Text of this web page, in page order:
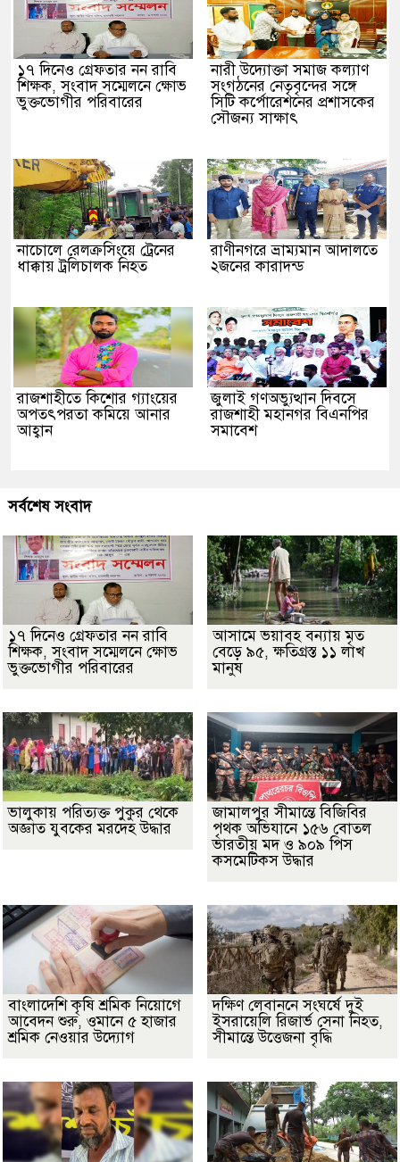
১৭ দিনেও গ্রেফতার নন রাবি
শিক্ষক, সংবাদ সম্মেলনে ক্ষোভ
ভুক্তভোগীর পরিবারের
নারী উদ্যোক্তা সমাজ কল্যাণ
সংগঠনের নেতৃবৃন্দের সঙ্গে
সিটি কর্পোরেশনের প্রশাসকের
সৌজন্য সাক্ষাৎ
নাচোলে রেলক্রসিংয়ে ট্রেনের
ধাক্কায় ট্রলিচালক নিহত
রাণীনগরে ভ্রাম্যমান আদালতে
২জনের কারাদন্ড
রাজশাহীতে কিশোর গ্যাংয়ের
অপতৎপরতা কমিয়ে আনার
আহ্বান
জুলাই গণঅভ্যুত্থান দিবসে
রাজশাহী মহানগর বিএনপির
সমাবেশ
সর্বশেষ সংবাদ
১৭ দিনেও গ্রেফতার নন রাবি
শিক্ষক, সংবাদ সম্মেলনে ক্ষোভ
ভুক্তভোগীর পরিবারের
আসামে ভয়াবহ বন্যায় মৃত
বেড়ে ৯৫, ক্ষতিগ্রস্ত ১১ লাখ
মানুষ
ভালুকায় পরিত্যক্ত পুকুর থেকে
অজ্ঞাত যুবকের মরদেহ উদ্ধার
জামালপুর সীমান্তে বিজিবির
পৃথক অভিযানে ১৫৬ বোতল
ভারতীয় মদ ও ৯০৯ পিস
কসমেটিকস উদ্ধার
বাংলাদেশি কৃষি শ্রমিক নিয়োগে
আবেদন শুরু, ওমানে ৫ হাজার
শ্রমিক নেওয়ার উদ্যোগ
দক্ষিণ লেবাননে সংঘর্ষে দুই
ইসরায়েলি রিজার্ভ সেনা নিহত,
সীমান্তে উত্তেজনা বৃদ্ধি